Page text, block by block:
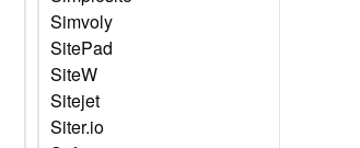
Simvoly
SitePad
SiteW
Sitejet
Siter.io